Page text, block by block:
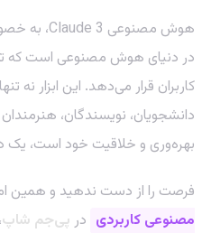
در دنیای هوش مصنوعی است که
کاربران قرار می‌دهد. این ابزار نه
دانشجویان، نویسندگان،
بهره‌وری و خلاقیت خود است، یک
فرصت را از دست ندهید و همین
مصنوعی کاربردی در پی‌جم شاپ